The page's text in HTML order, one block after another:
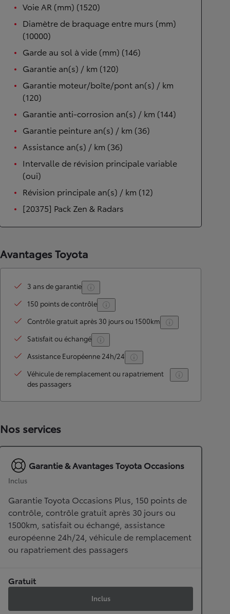
Voie AR (mm) (1520)
Diamètre de braquage entre murs (mm)
(10000)
Garde au sol à vide (mm) (146)
Garantie an(s) / km (120)
Garantie moteur/boîte/pont an(s) / km
(120)
Garantie anti-corrosion an(s) / km (144)
Garantie peinture an(s) / km (36)
Assistance an(s) / km (36)
Intervalle de révision principale variable
(oui)
Révision principale an(s) / km (12)
[20375] Pack Zen & Radars
Avantages Toyota
3 ans de garantie
150 points de contrôle
Contrôle gratuit après 30 jours ou 1500km
Satisfait ou échangé
Assistance Européenne 24h/24
Véhicule de remplacement ou rapatriement
des passagers
Nos services
Garantie & Avantages Toyota Occasions
Inclus
Garantie Toyota Occasions Plus, 150 points de
contrôle, contrôle gratuit après 30 jours ou
1500km, satisfait ou échangé, assistance
européenne 24h/24, véhicule de remplacement
ou rapatriement des passagers
Gratuit
Inclus